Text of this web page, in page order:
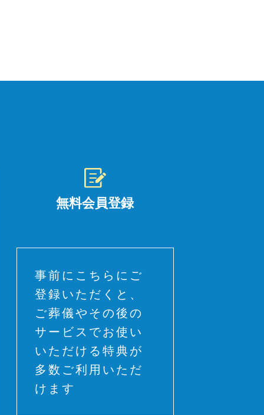
無料会員登録
事前にこちらにご
登録いただくと、
ご葬儀やその後の
サービスでお使い
いただける特典が
多数ご利用いただ
けます